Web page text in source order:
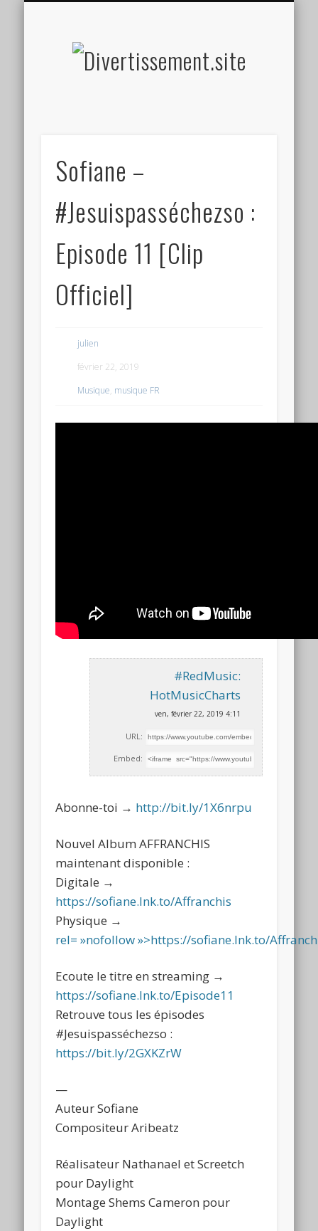
Sofiane –
#Jesuispasséchezso :
Episode 11 [Clip
Officiel]
julien
février 22, 2019
Musique, musique FR
#RedMusic:
HotMusicCharts
ven, février 22, 2019 4:11
URL:
Embed:
Abonne-toi → http://bit.ly/1X6nrpu
Nouvel Album AFFRANCHIS
maintenant disponible :
Digitale →
https://sofiane.lnk.to/Affranchis
Physique →
rel= »nofollow »>https://sofiane.lnk.to/
Ecoute le titre en streaming →
https://sofiane.lnk.to/Episode11
Retrouve tous les épisodes
#Jesuispasséchezso :
https://bit.ly/2GXKZrW
—
Auteur Sofiane
Compositeur Aribeatz
Réalisateur Nathanael et Screetch
pour Daylight
Montage Shems Cameron pour
Daylight